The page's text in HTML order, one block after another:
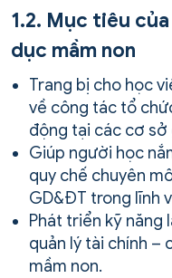
1.2. Mục tiêu
dục mầm non
Trang bị cho học
về công tác tổ
động tại các cơ sở
Giúp người học
quy chế chuyên
GD&ĐT trong lĩnh
Phát triển kỹ năng
quản lý tài chính
mầm non.